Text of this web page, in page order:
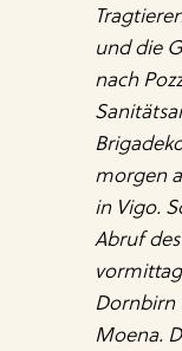
und die
nach
morgen
in Vigo.
Abruf
Dornbirn
Moena.